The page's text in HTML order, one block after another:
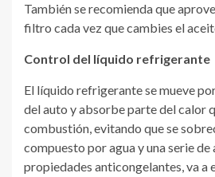
También se recomienda que
filtro cada vez que cambies el
Control del líquido refrigerante
El líquido refrigerante se mueve
del auto y absorbe parte del calor
combustión, evitando que se
compuesto por agua y una serie
propiedades anticongelantes, va a